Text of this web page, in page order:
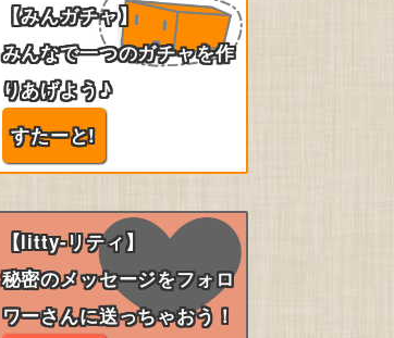
【みんガチャ】
みんなで一つのガチャを作
りあげよう♪
すたーと!
【litty-リティ】
秘密のメッセージをフォロ
ワーさんに送っちゃおう！